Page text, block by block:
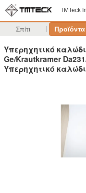
TMTeck
Σπίτι Προϊόντα
Υπερηχητικό
Ge/Krautkramer
Υπερηχητικό